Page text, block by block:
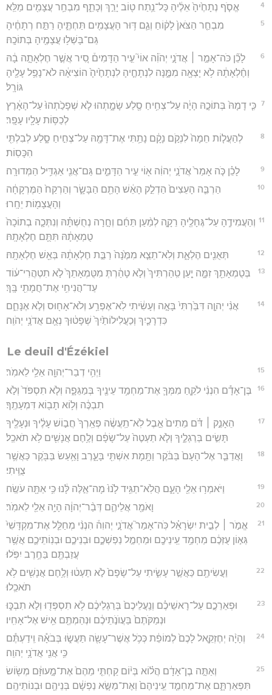
4 אֱסֹ֤ף נְתָחֶ֙יהָ֙ אֵלֶ֔יהָ כָּל־נֵ֥תַח ט֖וֹב יָרֵ֣ךְ וְכָתֵ֑ף מִבְחַ֥ר עֲצָמִ֖ים מַלֵּֽא׃
5
מִבְחַ֤ר הַצֹּאן֙ לָק֔וֹחַ וְגַ֛ם דּ֥וּר הָעֲצָמִ֖ים תַּחְתֶּ֑יהָ רַתַּ֣ח רְתָחֶ֔יהָ
גַּם־בָּשְׁל֥וּ עֲצָמֶ֖יהָ בְּתוֹכָֽהּ׃
6
לָכֵ֞ן כֹּה־אָמַ֣ר ׀ אֲדֹנָ֣י יְהֹוִ֗ה אוֹי֮ עִ֣יר הַדָּמִים֒ סִ֚יר אֲשֶׁ֣ר חֶלְאָתָ֣ה בָ֔הּ
וְחֶ֨לְאָתָ֔הּ לֹ֥א יָצְאָ֖ה מִמֶּ֑נָּה לִנְתָחֶ֤יהָ לִנְתָחֶ֙יהָ֙ הוֹצִיאָ֔הּ לֹא־נָפַ֥ל עָלֶ֖יהָ
גּוֹרָֽל׃
7
כִּ֤י דָמָהּ֙ בְּתוֹכָ֣הּ הָיָ֔ה עַל־צְחִ֥יחַ סֶ֖לַע שָׂמָ֑תְהוּ לֹ֤א שְׁפָכַ֙תְהוּ֙ עַל־הָאָ֔רֶץ
לְכַסּ֥וֹת עָלָ֖יו עָפָֽר׃
8
לְהַעֲל֤וֹת חֵמָה֙ לִנְקֹ֣ם נָקָ֔ם נָתַ֥תִּי אֶת־דָּמָ֖הּ עַל־צְחִ֣יחַ סָ֑לַע לְבִלְתִּ֖י
הִכָּסֽוֹת׃
9 לָכֵ֗ן כֹּ֤ה אָמַר֙ אֲדֹנָ֣י יְהוִ֔ה א֖וֹי עִ֣יר הַדָּמִ֑ים גַּם־אֲנִ֖י אַגְדִּ֥יל הַמְּדוּרָֽה׃
10
הַרְבֵּ֤ה הָעֵצִים֙ הַדְלֵ֣ק הָאֵ֔שׁ הָתֵ֖ם הַבָּשָׂ֑ר וְהַרְקַח֙ הַמֶּרְקָחָ֔ה
וְהָעֲצָמ֖וֹת יֵחָֽרוּ׃
11 וְהַעֲמִידֶ֥הָ עַל־גֶּחָלֶ֖יהָ רֵקָ֑ה לְמַ֨עַן תֵּחַ֜ם וְחָ֣רָה נְחֻשְׁתָּ֗הּ וְנִתְּכָ֤ה בְתוֹכָהּ֙
טֻמְאָתָ֔הּ תִּתֻּ֖ם חֶלְאָתָֽהּ׃
12 תְּאֻנִ֖ים הֶלְאָ֑ת וְלֹֽא־תֵצֵ֤א מִמֶּ֙נָּה֙ רַבַּ֣ת חֶלְאָתָ֔הּ בְּאֵ֖שׁ חֶלְאָתָֽהּ׃
13
בְּטֻמְאָתֵ֖ךְ זִמָּ֑ה יַ֤עַן טִֽהַרְתִּיךְ֙ וְלֹ֣א טָהַ֔רְתְּ מִטֻּמְאָתֵךְ֙ לֹ֣א תִטְהֲרִי־ע֔וֹד
עַד־הֲנִיחִ֥י אֶת־חֲמָתִ֖י בָּֽךְ׃
14
אֲנִ֨י יְהוָ֤ה דִּבַּ֙רְתִּי֙ בָּאָ֣ה וְעָשִׂ֔יתִי לֹֽא־אֶפְרַ֥ע וְלֹא־אָח֖וּס וְלֹ֣א אֶנָּחֵ֑ם
כִּדְרָכַ֤יִךְ וְכַעֲלִילוֹתַ֙יִךְ֙ שְׁפָט֔וּךְ נְאֻ֖ם אֲדֹנָ֥י יְהֹוִֽה׃
Le deuil d'Ézékiel
15 וַיְהִ֥י דְבַר־יְהוָ֖ה אֵלַ֥י לֵאמֹֽר׃
16
בֶּן־אָדָ֕ם הִנְנִ֨י לֹקֵ֧חַ מִמְּךָ֛ אֶת־מַחְמַ֥ד עֵינֶ֖יךָ בְּמַגֵּפָ֑ה וְלֹ֤א תִסְפֹּד֙ וְלֹ֣א
תִבְכֶּ֔ה וְל֥וֹא תָב֖וֹא דִּמְעָתֶֽךָ׃
17
הֵאָנֵ֣ק ׀ דֹּ֗ם מֵתִים֙ אֵ֣בֶל לֹֽא־תַֽעֲשֶׂ֔ה פְאֵֽרְךָ֙ חֲב֣וֹשׁ עָלֶ֔יךָ וּנְעָלֶ֖יךָ
תָּשִׂ֣ים בְּרַגְלֶ֑יךָ וְלֹ֤א תַעְטֶה֙ עַל־שָׂפָ֔ם וְלֶ֥חֶם אֲנָשִׁ֖ים לֹ֥א תֹאכֵֽל׃
18
וָאֲדַבֵּ֤ר אֶל־הָעָם֙ בַּבֹּ֔קֶר וַתָּ֥מָת אִשְׁתִּ֖י בָּעָ֑רֶב וָאַ֥עַשׂ בַּבֹּ֖קֶר כַּאֲשֶׁ֥ר
צֻוֵּֽיתִי׃
19 וַיֹּאמְר֥וּ אֵלַ֖י הָעָ֑ם הֲלֹֽא־תַגִּ֥יד לָ֙נוּ֙ מָה־אֵ֣לֶּה לָּ֔נוּ כִּ֥י אַתָּ֖ה עֹשֶֽׂה׃
20 וָאֹמַ֖ר אֲלֵיהֶ֑ם דְּבַ֨ר־יְהוָ֔ה הָיָ֥ה אֵלַ֖י לֵאמֹֽר׃
21
אֱמֹ֣ר ׀ לְבֵ֣ית יִשְׂרָאֵ֗ל כֹּֽה־אָמַר֮ אֲדֹנָ֣י יְהוִה֒ הִנְנִ֨י מְחַלֵּ֤ל אֶת־מִקְדָּשִׁי֙
גְּא֣וֹן עֻזְּכֶ֔ם מַחְמַ֥ד עֵֽינֵיכֶ֖ם וּמַחְמַ֣ל נַפְשְׁכֶ֑ם וּבְנֵיכֶ֧ם וּבְנֽוֹתֵיכֶ֛ם אֲשֶׁ֥ר
עֲזַבְתֶּ֖ם בַּחֶ֥רֶב יִפֹּֽלוּ׃
22
וַעֲשִׂיתֶ֖ם כַּאֲשֶׁ֣ר עָשִׂ֑יתִי עַל־שָׂפָם֙ לֹ֣א תַעְט֔וּ וְלֶ֥חֶם אֲנָשִׁ֖ים לֹ֥א
תֹאכֵֽלוּ׃
23
וּפְאֵרֵכֶ֣ם עַל־רָאשֵׁיכֶ֗ם וְנַֽעֲלֵיכֶם֙ בְּרַגְלֵיכֶ֔ם לֹ֥א תִסְפְּד֖וּ וְלֹ֣א תִבְכּ֑וּ
וּנְמַקֹּתֶם֙ בַּעֲוֺנֹ֣תֵיכֶ֔ם וּנְהַמְתֶּ֖ם אִ֥ישׁ אֶל־אָחִֽיו׃
24
וְהָיָ֨ה יְחֶזְקֵ֤אל לָכֶם֙ לְמוֹפֵ֔ת כְּכֹ֥ל אֲשֶׁר־עָשָׂ֖ה תַּעֲשׂ֑וּ בְּבֹאָ֕הּ וִֽידַעְתֶּ֕ם
כִּ֥י אֲנִ֖י אֲדֹנָ֥י יְהוִֽה׃
25
וְאַתָּ֣ה בֶן־אָדָ֔ם הֲל֗וֹא בְּי֨וֹם קַחְתִּ֤י מֵהֶם֙ אֶת־מָ֣עוּזָּ֔ם מְשׂ֖וֹשׂ
תִּפְאַרְתָּ֑ם אֶת־מַחְמַ֤ד עֵֽינֵיהֶם֙ וְאֶת־מַשָּׂ֣א נַפְשָׁ֔ם בְּנֵיהֶ֖ם וּבְנוֹתֵיהֶֽם׃